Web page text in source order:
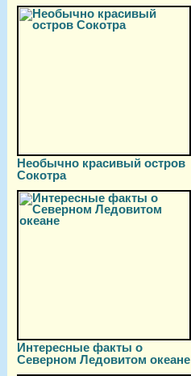
Необычно красивый остров
Сокотра
Интересные факты о
Северном Ледовитом океане